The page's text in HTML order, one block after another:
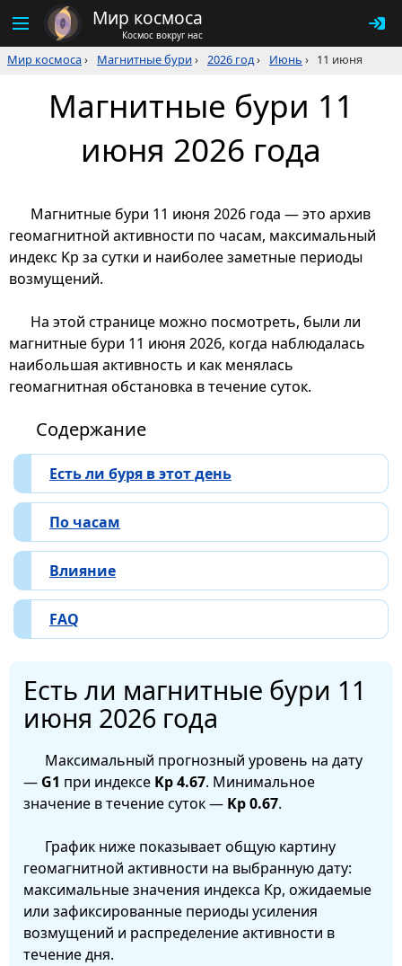
Мир космоса
Космос вокруг нас
Мир космоса› Магнитные бури› 2026 год› Июнь › 11 июня
Магнитные бури 11
июня 2026 года
Магнитные бури 11 июня 2026 года — это архив
геомагнитной активности по часам, максимальный
индекс Kp за сутки и наиболее заметные периоды
возмущений.
На этой странице можно посмотреть, были ли
магнитные бури 11 июня 2026, когда наблюдалась
наибольшая активность и как менялась
геомагнитная обстановка в течение суток.
Содержание
Есть ли буря в этот день
По часам
Влияние
FAQ
Есть ли магнитные бури 11
июня 2026 года
Максимальный прогнозный уровень на дату
— G1 при индексе Kp 4.67. Минимальное
значение в течение суток — Kp 0.67.
График ниже показывает общую картину
геомагнитной активности на выбранную дату:
максимальные значения индекса Kp, ожидаемые
или зафиксированные периоды усиления
возмущений и распределение активности в
течение дня.